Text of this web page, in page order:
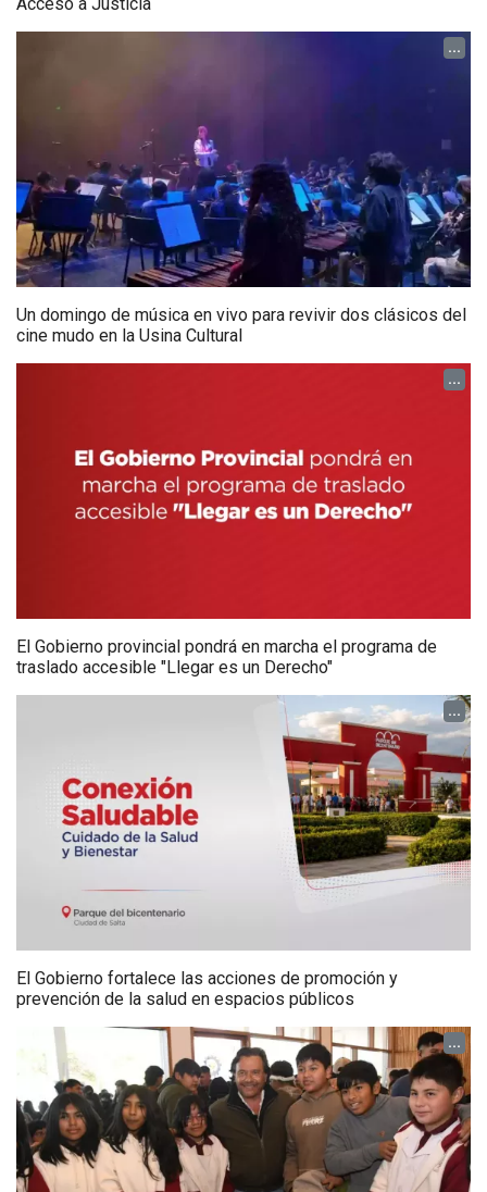
...
Un domingo de música en vivo para revivir dos clásicos del
cine mudo en la Usina Cultural
...
El Gobierno provincial pondrá en marcha el programa de
traslado accesible "Llegar es un Derecho"
...
El Gobierno fortalece las acciones de promoción y
prevención de la salud en espacios públicos
...